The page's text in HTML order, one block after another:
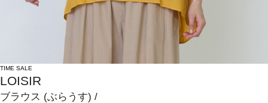
TIME SALE
LOISIR
ブラウス (ぶらうす) /